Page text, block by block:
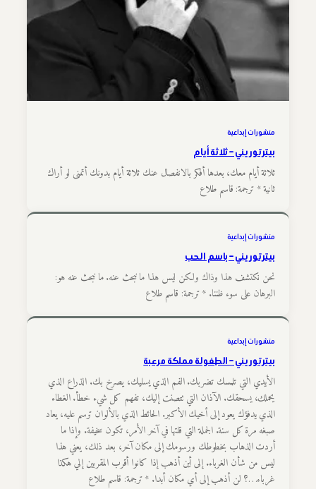
منشورات إبداعية
بيتر توريني – ثلاثة أيام
ثلاثة أيام معك، بعدها أفكر بالانفصال عنك ثلاثة أيام بدونك أتمنى لو أراك
ثانية * ترجمة: قاسم طلاع
منشورات إبداعية
بيتر توريني – باسم الحب
نحن نكتشف هذا وذاك ولكن ليس هذا ما نبحث عنه. ما نبحث عنه هو:
البرهان على سوء ظننا. * ترجمة: قاسم طلاع
منشورات إبداعية
بيتر توريني – الطفولة مملكة مرعبة
الأيدي التي تلمسك تضربك. الفم الذي يسليك، يصرخ بك. الذراع الذي
يحملك، يسحقك. الآذان التي تتصنت إليك، تفهم كل شيء خطأ. الغطاء
الذي يدفؤك يعود إلى أخيك الأكبر. الحائط الذي بالألوان ترسم عليه، يعاد
صبغه مرة كل سنة. الجملة التي قلتها في آخر الأمر، تكون سخيفة. وإذا ما
أردت الذهاب بخطوطك ورسومك إلى مكان آخر، بعد ذلك، يعني هذا
ليس من شأن الغرباء. إلى أين أذهب إذا كانوا أقرب المقربين إلي هكذا
غرباء…؟ لن أذهب إلى أي مكان أبدا. * ترجمة: قاسم طلاع